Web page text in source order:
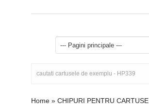
Home » CHIPURI PENTRU CARTUSE